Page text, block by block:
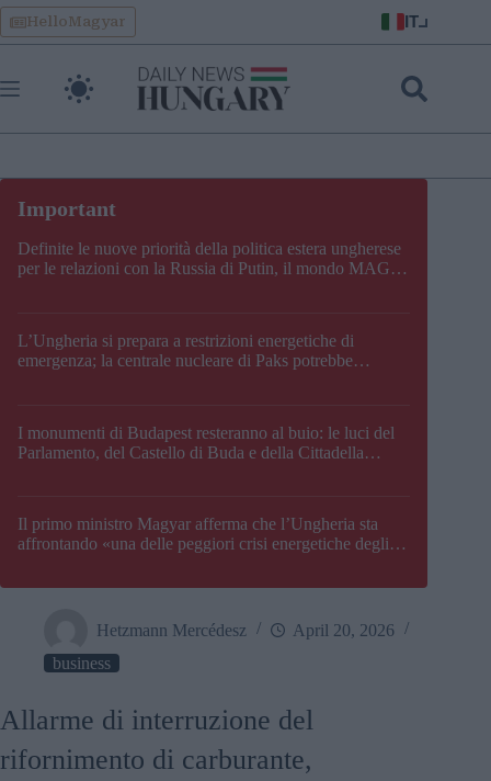
Skip
to
content
HelloMagyar IT
Definite le nuove priorità della politica estera ungherese
per le relazioni con la Russia di Putin, il mondo MAGA,
L’Ungheria si prepara a restrizioni energetiche di
emergenza; la centrale nucleare di Paks potrebbe
I monumenti di Budapest resteranno al buio: le luci del
Parlamento, del Castello di Buda e della Cittadella
Il primo ministro Magyar afferma che l’Ungheria sta
affrontando «una delle peggiori crisi energetiche degli
Hetzmann Mercédesz
April 20, 2026
business
Allarme di interruzione del
rifornimento di carburante,